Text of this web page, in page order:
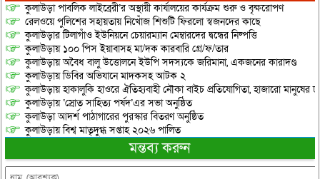
কুলাউড়া পাবলিক লাইব্রেরী’র অস্থায়ী কার্যালয়ের কার্যক্রম শুরু ও বৃক্ষরোপণ
রেলওয়ে পুলিশের সহায়তায় নিখোঁজ শিশুটি ফিরলো স্বজনদের কাছে
কুলাউড়ার টিলাগাঁও ইউনিয়নে চেয়ারম্যান মেম্বারদের দ্বন্ধের নিষ্পত্তি
কুলাউড়ায় ১০০ পিস ইয়াবাসহ মা/দক কারবারি গ্রে/ফ/তার
কুলাউড়ায় অবৈধ বালু উত্তোলনে ইউপি সদস্যকে জরিমানা, একজনের কারাদণ্ড
কুলাউড়ায় ডিবির অভিযানে মাদকসহ আটক ২
কুলাউড়ায় হাকালুকি হাওরে ঐতিহ্যবাহী নৌকা বাইচ প্রতিযোগিতা, হাজারো মানুষের
কুলাউড়ায় ‘স্রোত সাহিত্য পর্ষদ’এর সভা অনুষ্ঠিত
কুলাউড়া আদর্শ পাঠাগারের পুরস্কার বিতরণ অনুষ্ঠিত
কুলাউড়ায় বিশ্ব মাতৃদুগ্ধ সপ্তাহ ২০২৬ পালিত
মন্তব্য করুন